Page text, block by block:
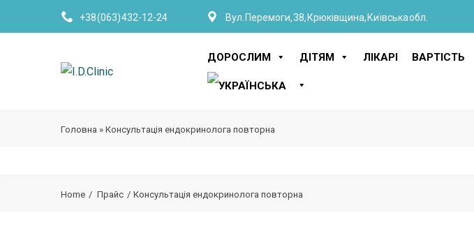
+38 (063) 432-12-24 Вул. Перемоги, 38, Крюківщина, Київська обл.
ДОРОСЛИМ ДІТЯМ ЛІКАРІ ВАРТІСТЬ
Головна » Консультація ендокринолога повторна
Home Прайс Консультація ендокринолога повторна